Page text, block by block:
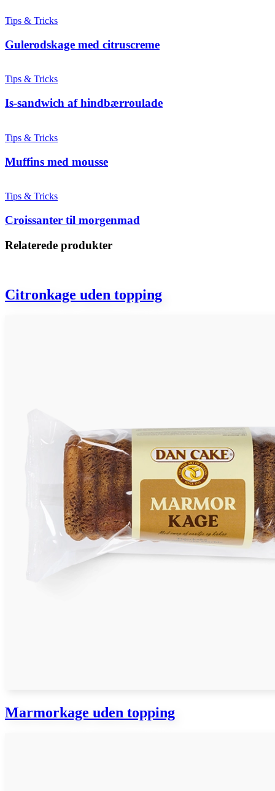
Tips & Tricks
Gulerodskage med citruscreme
Tips & Tricks
Is-sandwich af hindbærroulade
Tips & Tricks
Muffins med mousse
Tips & Tricks
Croissanter til morgenmad
Relaterede produkter
Citronkage uden topping
Marmorkage uden topping